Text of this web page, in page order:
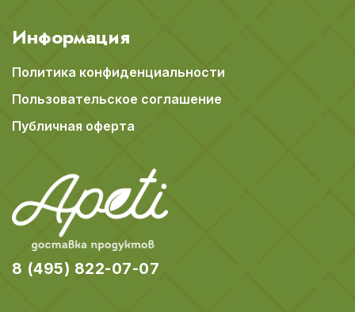
Информация
Политика конфиденциальности
Пользовательское соглашение
Публичная оферта
8 (495) 822-07-07